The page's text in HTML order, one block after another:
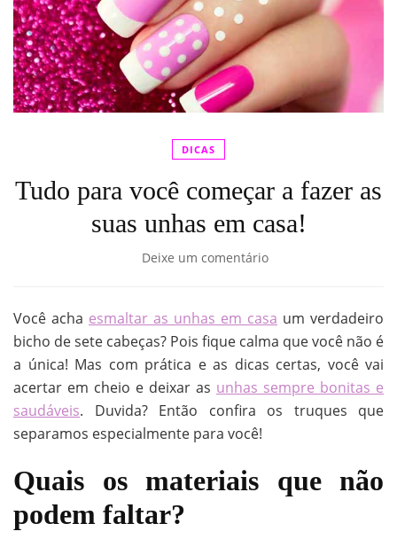
DICAS
Tudo para você começar a fazer as
suas unhas em casa!
Deixe um comentário
Você acha esmaltar as unhas em casa um verdadeiro
bicho de sete cabeças? Pois fique calma que você não é
a única! Mas com prática e as dicas certas, você vai
acertar em cheio e deixar as unhas sempre bonitas e
saudáveis. Duvida? Então confira os truques que
separamos especialmente para você!
Quais os materiais que não
podem faltar?